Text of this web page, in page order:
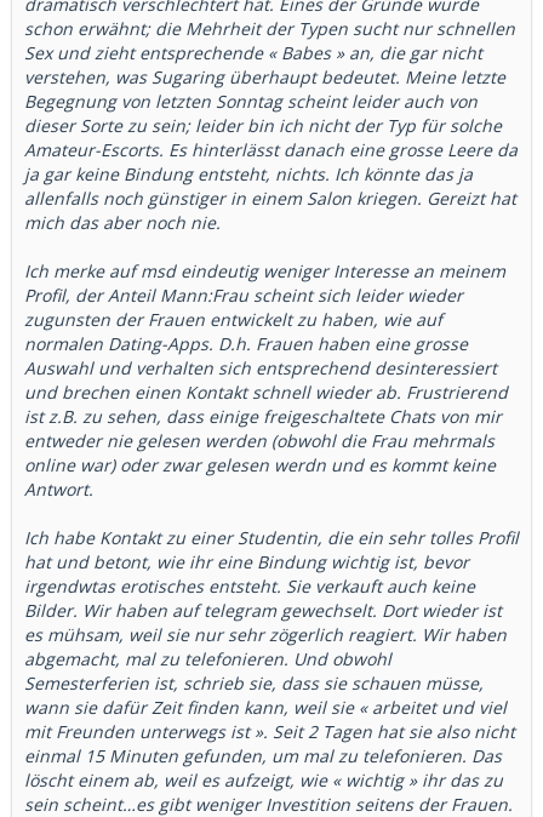
schon erwähnt; die Mehrheit der Typen sucht nur schnellen
Sex und zieht entsprechende « Babes » an, die gar nicht
verstehen, was Sugaring überhaupt bedeutet. Meine letzte
Begegnung von letzten Sonntag scheint leider auch von
dieser Sorte zu sein; leider bin ich nicht der Typ für solche
Amateur-Escorts. Es hinterlässt danach eine grosse Leere da
ja gar keine Bindung entsteht, nichts. Ich könnte das ja
allenfalls noch günstiger in einem Salon kriegen. Gereizt hat
mich das aber noch nie.
Ich merke auf msd eindeutig weniger Interesse an meinem
Profil, der Anteil Mann:Frau scheint sich leider wieder
zugunsten der Frauen entwickelt zu haben, wie auf
normalen Dating-Apps. D.h. Frauen haben eine grosse
Auswahl und verhalten sich entsprechend desinteressiert
und brechen einen Kontakt schnell wieder ab. Frustrierend
ist z.B. zu sehen, dass einige freigeschaltete Chats von mir
entweder nie gelesen werden (obwohl die Frau mehrmals
online war) oder zwar gelesen werdn und es kommt keine
Antwort.
Ich habe Kontakt zu einer Studentin, die ein sehr tolles Profil
hat und betont, wie ihr eine Bindung wichtig ist, bevor
irgendwtas erotisches entsteht. Sie verkauft auch keine
Bilder. Wir haben auf telegram gewechselt. Dort wieder ist
es mühsam, weil sie nur sehr zögerlich reagiert. Wir haben
abgemacht, mal zu telefonieren. Und obwohl
Semesterferien ist, schrieb sie, dass sie schauen müsse,
wann sie dafür Zeit finden kann, weil sie « arbeitet und viel
mit Freunden unterwegs ist ». Seit 2 Tagen hat sie also nicht
einmal 15 Minuten gefunden, um mal zu telefonieren. Das
löscht einem ab, weil es aufzeigt, wie « wichtig » ihr das zu
sein scheint…es gibt weniger Investition seitens der Frauen.